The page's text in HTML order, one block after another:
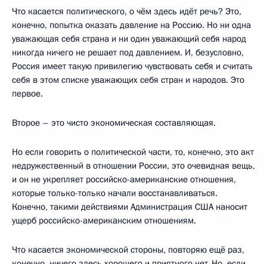
Что касается политического, о чём здесь идёт речь? Это,
конечно, попытка оказать давление на Россию. Но ни одна
уважающая себя страна и ни один уважающий себя народ
никогда ничего не решает под давлением. И, безусловно,
Россия имеет такую привилегию чувствовать себя и считать
себя в этом списке уважающих себя стран и народов. Это
первое.
Второе – это чисто экономическая составляющая.
Но если говорить о политической части, то, конечно, это акт
недружественный в отношении России, это очевидная вещь,
и он не укрепляет российско-американские отношения,
которые только-только начали восстанавливаться.
Конечно, такими действиями Администрация США наносит
ущерб российско-американским отношениям.
Что касается экономической стороны, повторяю ещё раз,